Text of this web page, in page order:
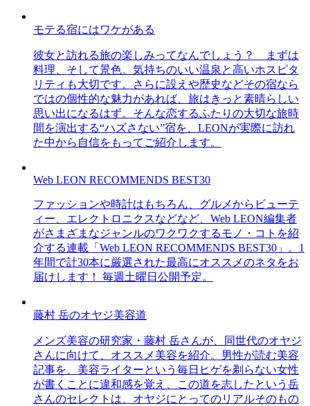
モテる宿にはワケがある
彼女と訪れる旅の楽しみってなんでしょう？ まずは
料理、そして景色。気持ちのいい温泉と高いホスピタ
リティも大切です。さらに設えや歴史などその宿なら
ではの個性的な魅力があれば、旅はきっと素晴らしい
思い出になるはず。そんな恋するふたりの大切な旅時
間を演出する“ハズさない”宿を、LEONが実際に訪れ
た中から自信をもってご紹介します。
Web LEON RECOMMENDS BEST30
ファッションや時計はもちろん、グルメからビューテ
ィー、エレクトロニクスなどなど、Web LEON編集者
がさまざまなジャンルのワクワクするモノ・コトを紹
介する連載「Web LEON RECOMMENDS BEST30」。1
年間で計30本に厳選された最高にオススメのネタをお
届けします！ 毎週土曜日公開予定。
藤村 岳のオヤジ美容道
メンズ美容の研究家・藤村 岳さんが、同世代のオヤジ
さんに向けて、オススメ美容を紹介。男性が読む美容
記事を、美容ライターという毎日ヒゲを剃らない女性
が書くことに違和感を覚え、この道を志したという岳
さんのセレクトは、オヤジにとってのリアルそのもの